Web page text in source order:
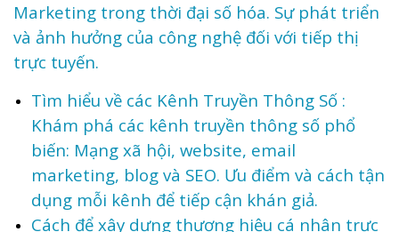
Marketing trong thời đại số hóa. Sự phát triển
và ảnh hưởng của công nghệ đối với tiếp thị
trực tuyến.
Tìm hiểu về các Kênh Truyền Thông Số :
Khám phá các kênh truyền thông số phổ
biến: Mạng xã hội, website, email
marketing, blog và SEO. Ưu điểm và cách tận
dụng mỗi kênh để tiếp cận khán giả.
Cách để xây dựng thương hiệu cá nhân trực